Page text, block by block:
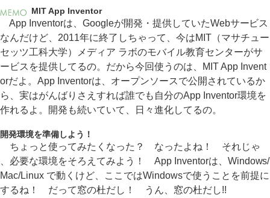
MIT App Inventor
App Inventorは、Googleが開発・提供していたWebサービス
なんだけど、2011年に終了しちゃって、今はMIT（マサチュー
セッツ工科大学）メディア ラボのモバイル教育センターがサ
ービスを提供してるの。だから今回使うのは、MIT App Invent
orだよ。App Inventorは、オープンソースで公開されているか
ら、実はがんばりさえすれば誰でも自分のApp Inventor環境を
作れるよ。開発も続いていて、日々進化してるの。
開発環境を準備しよう！
ちょっと使ってみたくなった？ なったよね！ それじゃ
、必要な環境をそろえてみよう！ App Inventorは、Windows/
Mac/Linux で動くけど、ここではWindowsで使うことを前提に
するね！ だって窓の杜だし！ うん、窓の杜だし!!